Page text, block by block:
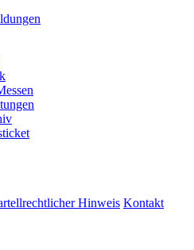
Hinweis Kontakt